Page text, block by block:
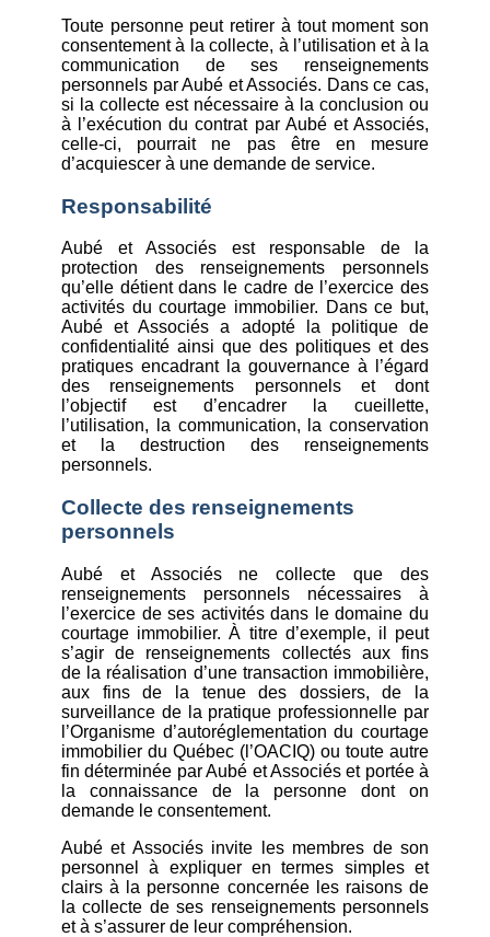
Toute personne peut retirer à tout moment son
consentement à la collecte, à l’utilisation et à la
communication de ses renseignements
personnels par Aubé et Associés. Dans ce cas,
si la collecte est nécessaire à la conclusion ou
à l’exécution du contrat par Aubé et Associés,
celle-ci, pourrait ne pas être en mesure
d’acquiescer à une demande de service.
Responsabilité
Aubé et Associés est responsable de la
protection des renseignements personnels
qu’elle détient dans le cadre de l’exercice des
activités du courtage immobilier. Dans ce but,
Aubé et Associés a adopté la politique de
confidentialité ainsi que des politiques et des
pratiques encadrant la gouvernance à l’égard
des renseignements personnels et dont
l’objectif est d’encadrer la cueillette,
l’utilisation, la communication, la conservation
et la destruction des renseignements
personnels.
Collecte des renseignements
personnels
Aubé et Associés ne collecte que des
renseignements personnels nécessaires à
l’exercice de ses activités dans le domaine du
courtage immobilier. À titre d’exemple, il peut
s’agir de renseignements collectés aux fins
de la réalisation d’une transaction immobilière,
aux fins de la tenue des dossiers, de la
surveillance de la pratique professionnelle par
l’Organisme d’autoréglementation du courtage
immobilier du Québec (l’OACIQ) ou toute autre
fin déterminée par Aubé et Associés et portée à
la connaissance de la personne dont on
demande le consentement.
Aubé et Associés invite les membres de son
personnel à expliquer en termes simples et
clairs à la personne concernée les raisons de
la collecte de ses renseignements personnels
et à s’assurer de leur compréhension.